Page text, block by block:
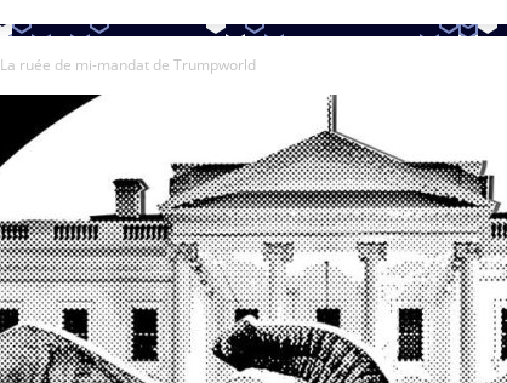
La ruée de mi-mandat de Trumpworld